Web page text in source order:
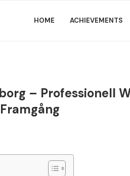
HOME ACHIEVEMENTS
– Professionell